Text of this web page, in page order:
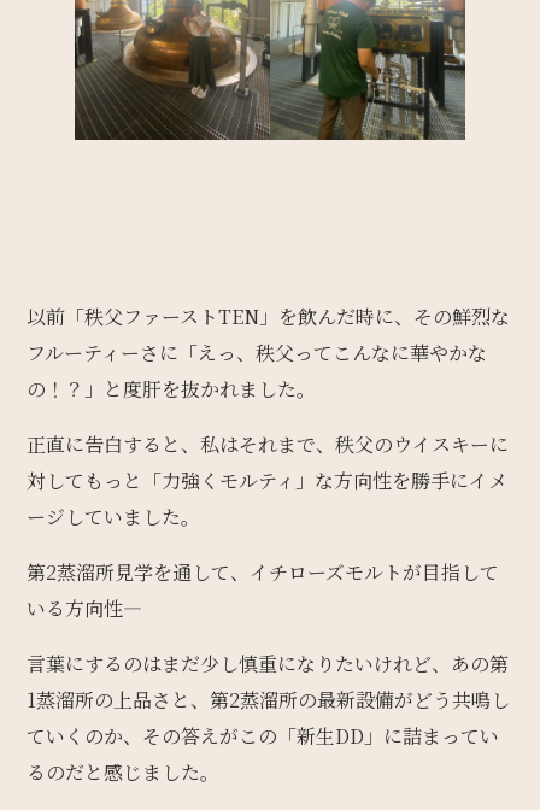
以前「秩父ファーストTEN」を飲んだ時に、その鮮烈な
フルーティーさに「えっ、秩父ってこんなに華やかな
の！？」と度肝を抜かれました。
正直に告白すると、私はそれまで、秩父のウイスキーに
対してもっと「力強くモルティ」な方向性を勝手にイメ
ージしていました。
第2蒸溜所見学を通して、イチローズモルトが目指して
いる方向性―
言葉にするのはまだ少し慎重になりたいけれど、あの第
1蒸溜所の上品さと、第2蒸溜所の最新設備がどう共鳴し
ていくのか、その答えがこの「新生DD」に詰まってい
るのだと感じました。